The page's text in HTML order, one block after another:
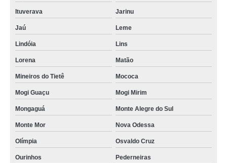
Ituverava Jarinu
Jaú Leme
Lindóia Lins
Lorena Matão
Mineiros do Tietê Mococa
Mogi Guaçu Mogi Mirim
Mongaguá Monte Alegre do Sul
Monte Mor Nova Odessa
Olímpia Osvaldo Cruz
Ourinhos Pederneiras